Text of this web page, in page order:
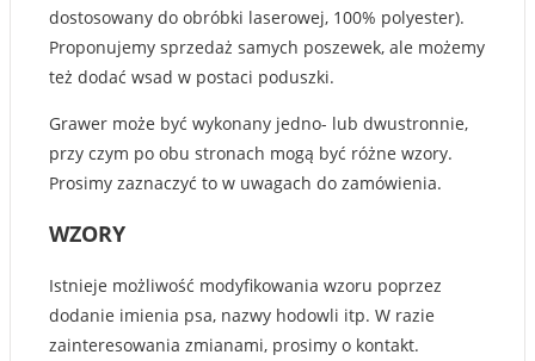
dostosowany do obróbki laserowej, 100% polyester).
Proponujemy sprzedaż samych poszewek, ale możemy
też dodać wsad w postaci poduszki.
Grawer może być wykonany jedno- lub dwustronnie,
przy czym po obu stronach mogą być różne wzory.
Prosimy zaznaczyć to w uwagach do zamówienia.
WZORY
Istnieje możliwość modyfikowania wzoru poprzez
dodanie imienia psa, nazwy hodowli itp. W razie
zainteresowania zmianami, prosimy o kontakt.